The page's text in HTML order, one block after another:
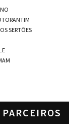
SERTÕES
PARCEIROS